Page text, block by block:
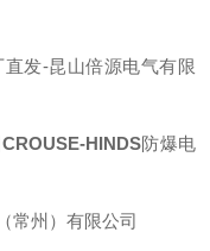
发-昆山倍源电气有限
CROUSE-HINDS防爆电
常州）有限公司